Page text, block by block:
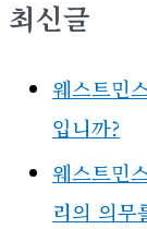
최신글
웨스트민
입니까?
웨스트민
리의 의무